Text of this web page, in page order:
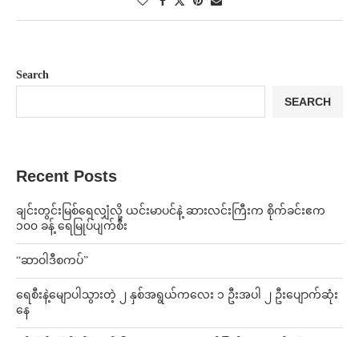
Search
SEARCH
Recent Posts
ချင်းတွင်းမြစ်ရေလျှံလို့ ယင်းမာပင်နဲ့ ဆားလင်းကြီးက စိုက်ခင်းဧက
၁၀၀ ခန့် ရေမြုပ်ပျက်စီး
“ဆာဝါဒီစကပ်”
ရေစီးနဲ့မျောပါသွားတဲ့ ၂ နှစ်အရွယ်ကလေး ၁ ဦးအပါ ၂ ဦးပျောက်ဆုံး
နေ